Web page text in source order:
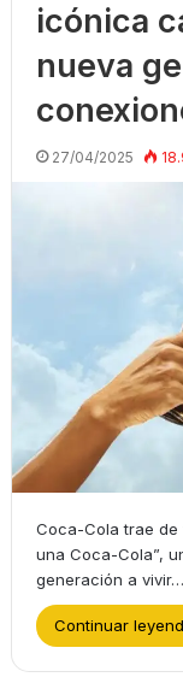
icónica
nueva
27/04/2025
Coca-Cola trae de
una Coca-Cola”,
generación a vivir…
Continuar